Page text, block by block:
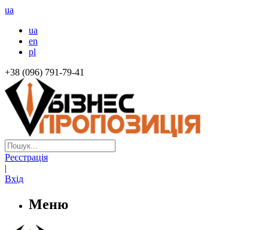
ua
ua
en
pl
+38 (096) 791-79-41
Реєстрація
|
Вхід
Меню